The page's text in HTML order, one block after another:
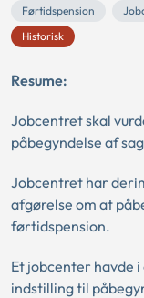
Førtidspension
Historisk
Resume:
Jobcentret skal
påbegyndelse af
Jobcentret har
afgørelse om at
førtidspension.
Et jobcenter havde
indstilling til